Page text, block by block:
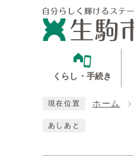
くらし・手続き
現在位置 ホーム
あしあと